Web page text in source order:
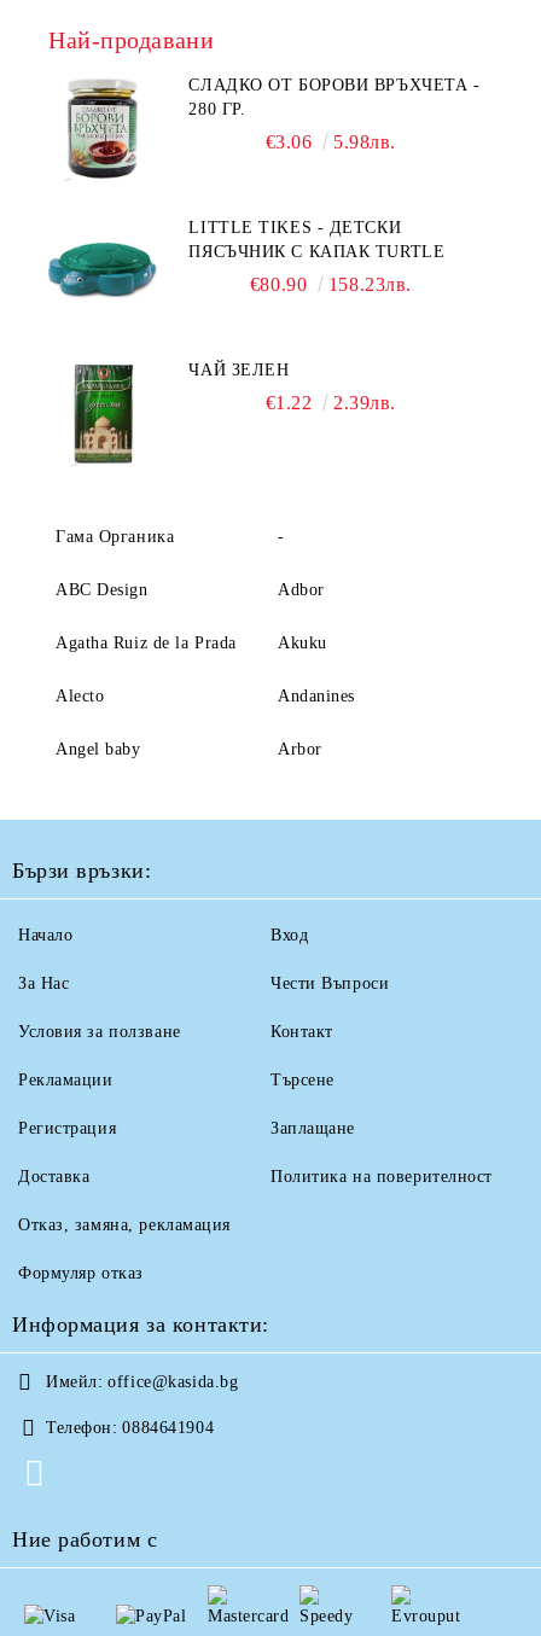
Най-продавани
СЛАДКО ОТ БОРОВИ ВРЪХЧЕТА -
280 ГР.
€3.06 5.98лв.
LITTLE TIKES - ДЕТСКИ
ПЯСЪЧНИК С КАПАК TURTLE
€80.90 158.23лв.
ЧАЙ ЗЕЛЕН
€1.22 2.39лв.
Гама Органика -
ABC Design Adbor
Agatha Ruiz de la Prada Akuku
Alecto Andanines
Angel baby Arbor
Бързи връзки:
Начало
За Нас
Условия за ползване
Рекламации
Вход
Чести Въпроси
Контакт
Търсене
Регистрация
Доставка
Отказ, замяна, рекламация
Формуляр отказ
Заплащане
Политика на поверителност
Информация за контакти:
Имейл: office@kasida.bg
Телефон: 0884641904
Ние работим с